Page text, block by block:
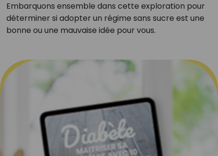
Embarquons ensemble dans cette exploration pour
déterminer si adopter un régime sans sucre est une
bonne ou une mauvaise idée pour vous.